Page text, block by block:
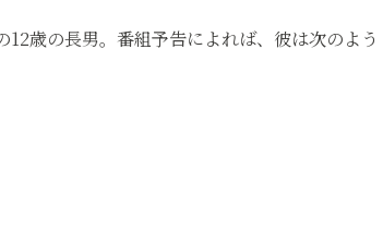
歳の長男。番組予告によれば、彼は次のよう